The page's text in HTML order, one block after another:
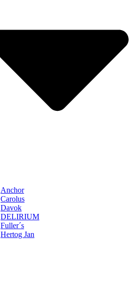
Anchor
Carolus
Davok
DELIRIUM
Fuller´s
Hertog Jan